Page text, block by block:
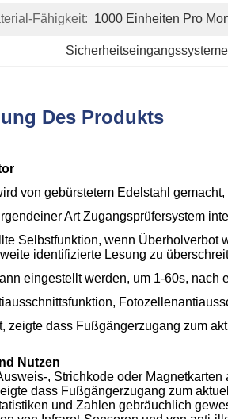
Fähigkeit: 1000 Einheiten Pro
Sicherheitseingangssysteme
Des Produkts
von gebürstetem Edelstahl
Art Zugangsprüfersystem
Selbstfunktion, wenn Überholverbot
identifizierte Lesung zu
eingestellt werden, um 1-60s,
zeigte dass Fußgängerzugang zum
Nutzen
, Strichkode oder
dass Fußgängerzugang zum
und Zahlen gebräuchlich